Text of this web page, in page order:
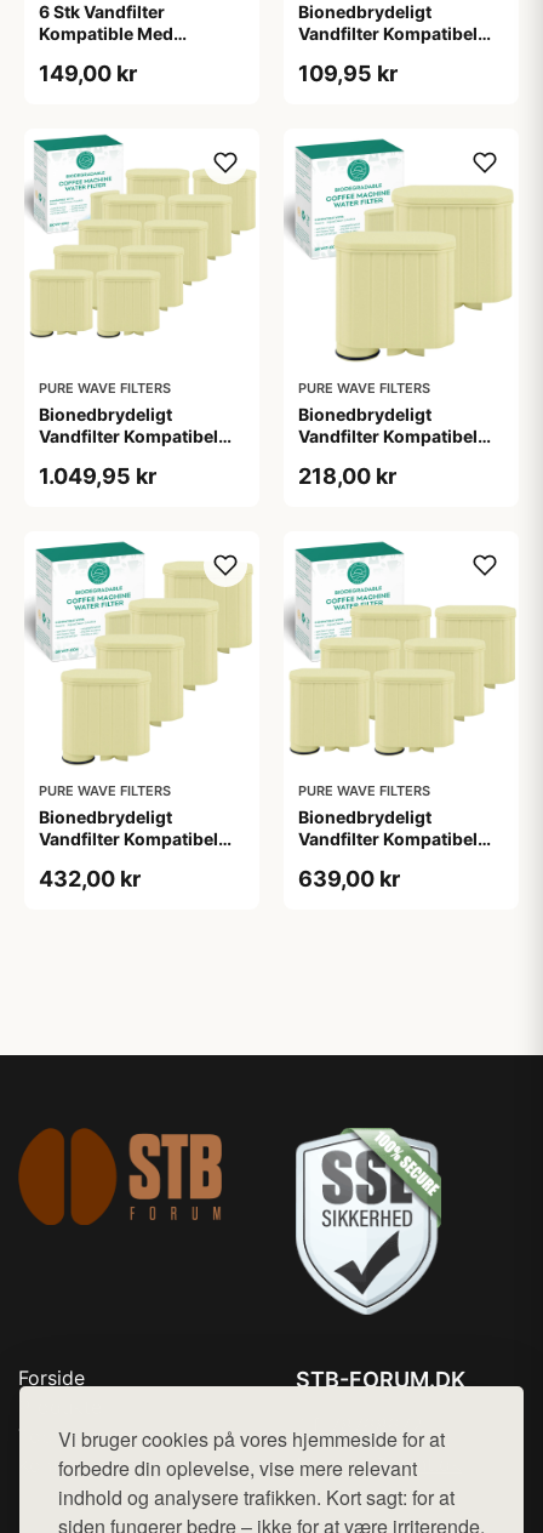
Vi bruger cookies på vores hjemmeside for at
forbedre din oplevelse, vise mere relevant
indhold og analysere trafikken. Kort sagt: for at
siden fungerer bedre – ikke for at være irriterende.
6 Stk Vandfilter
Kompatible Med
Wave KWF-008
149,00 kr
Bionedbrydeligt
Vandfilter Kompatibel
AquaClean - Pure Wave
109,95 kr
PURE WAVE FILTERS
Bionedbrydeligt
Vandfilter Kompatibel
AquaClean - Pure Wave
1.049,95 kr
PURE WAVE FILTERS
Bionedbrydeligt
Vandfilter Kompatibel
AquaClean - Pure Wave
218,00 kr
PURE WAVE FILTERS
Bionedbrydeligt
Vandfilter Kompatibel
AquaClean - Pure Wave
432,00 kr
PURE WAVE FILTERS
Bionedbrydeligt
Vandfilter Kompatibel
AquaClean - Pure Wave
639,00 kr
Forside
Top Rabatter
Kontakt
STB-FORUM.DK
Mail: hej@want.dk
Cookie- og privatlivspolitik